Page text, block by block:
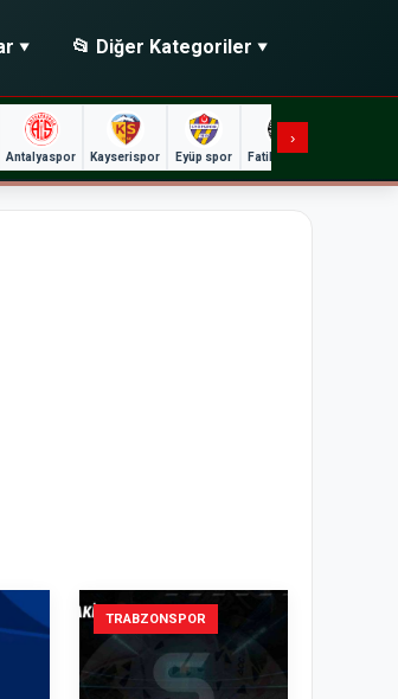
📂 Diğer Kategoriler
Antalyaspor Kayserispor Eyüp spor
›
TRABZONSPOR